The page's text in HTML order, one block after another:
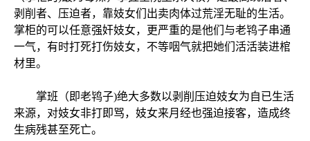
剥削者、压迫者，靠妓女们出卖肉体过荒淫无耻的生活。
掌柜的可以任意强奸妓女，更严重的是他们与老鸨子串通
一气，有时打死打伤妓女，不等咽气就把她们活活装进棺
材里。
掌班（即老鸨子)绝大多数以剥削压迫妓女为自已生活
来源，对妓女非打即骂，妓女来月经也强迫接客，造成终
生病残甚至死亡。